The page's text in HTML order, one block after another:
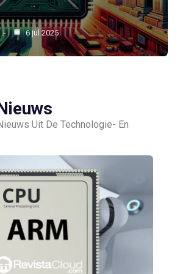
6 jul 2025
Uit De Technologie- En